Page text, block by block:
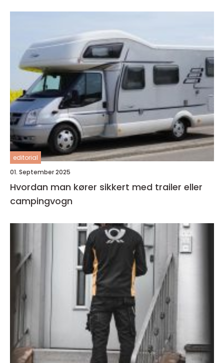
editorial
01. September 2025
Hvordan man kører sikkert med trailer eller
campingvogn